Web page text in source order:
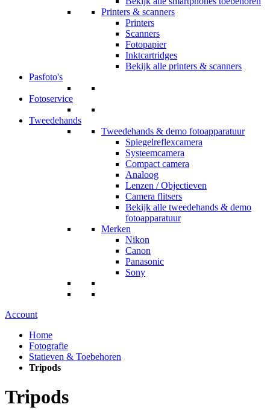
Printers & scanners
Printers
Scanners
Fotopapier
Inktcartridges
Bekijk alle printers & scanners
Pasfoto's
Fotoservice
Tweedehands
Tweedehands & demo fotoapparatuur
Spiegelreflexcamera
Systeemcamera
Compact camera
Analoog
Lenzen / Objectieven
Camera flitsers
Bekijk alle tweedehands & demo
fotoapparatuur
Merken
Nikon
Canon
Panasonic
Sony
Account
Home
Fotografie
Statieven & Toebehoren
Tripods
Tripods